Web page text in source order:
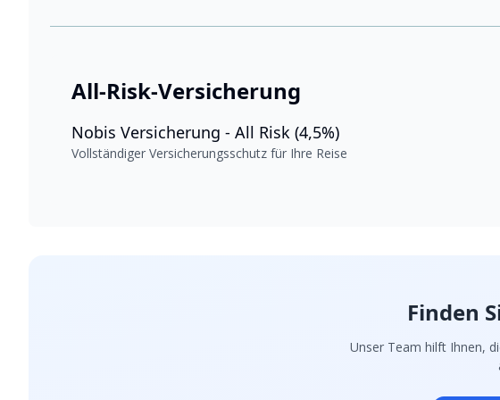
All-Risk-Versicherung
Nobis Versicherung - All Risk (4,5%)
Vollständiger Versicherungsschutz für Ihre Reise
Finden
Unser Team hilft Ihnen,